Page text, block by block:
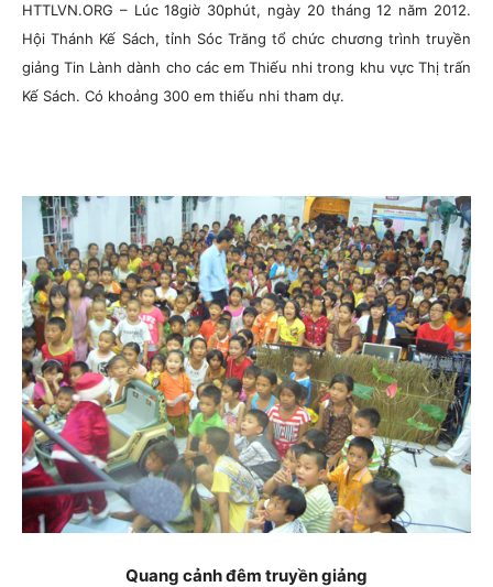
HTTLVN.ORG – Lúc 18giờ 30phút, ngày 20 tháng 12 năm 2012.
Hội Thánh Kế Sách, tỉnh Sóc Trăng tổ chức chương trình truyền
giảng Tin Lành dành cho các em Thiếu nhi trong khu vực Thị trấn
Kế Sách. Có khoảng 300 em thiếu nhi tham dự.
Quang cảnh đêm truyền giảng